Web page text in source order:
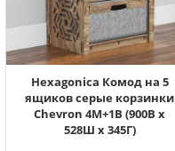
Hexagonica Комод на 5
ящиков серые корзинки
Chevron 4М+1В (900В х
528Ш х 345Г)